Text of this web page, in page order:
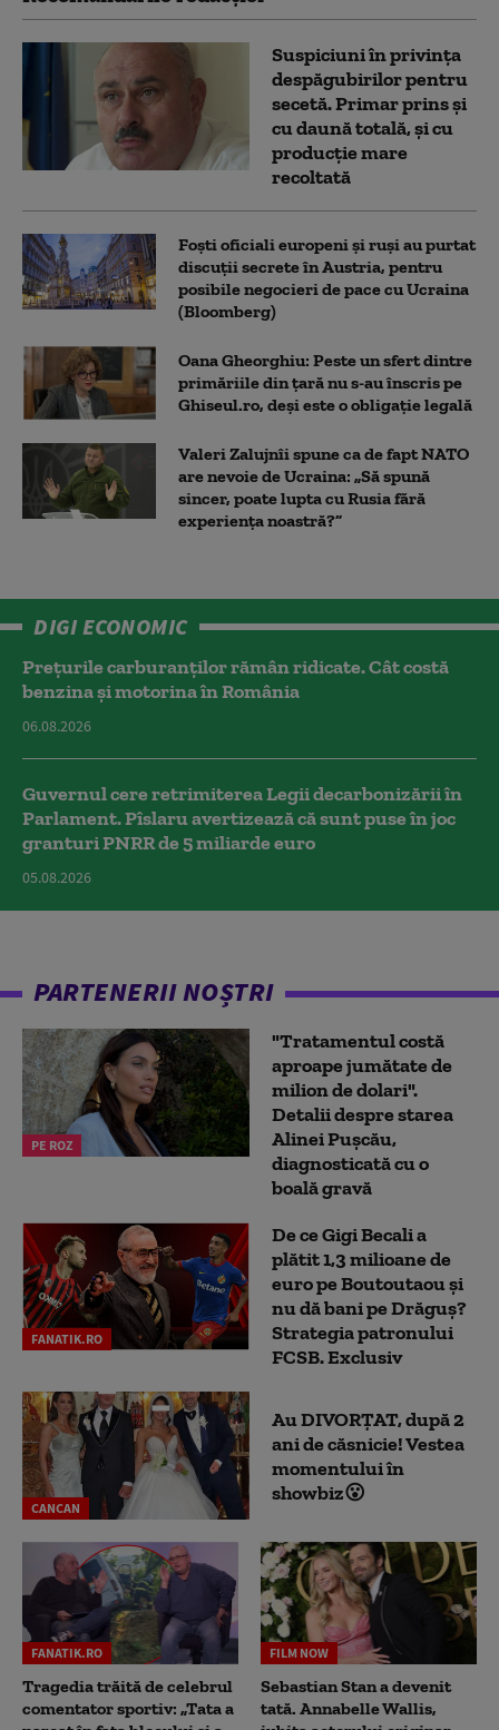
Suspiciuni în privința
despăgubirilor pentru
secetă. Primar prins și
cu daună totală, și cu
producție mare
recoltată
Foști oficiali europeni și ruși au purtat
discuții secrete în Austria, pentru
posibile negocieri de pace cu Ucraina
(Bloomberg)
Oana Gheorghiu: Peste un sfert dintre
primăriile din țară nu s-au înscris pe
Ghiseul.ro, deși este o obligație legală
Valeri Zalujnîi spune ca de fapt NATO
are nevoie de Ucraina: „Să spună
sincer, poate lupta cu Rusia fără
experiența noastră?”
DIGI ECONOMIC
Prețurile carburanților rămân ridicate. Cât costă
benzina și motorina în România
06.08.2026
Guvernul cere retrimiterea Legii decarbonizării în
Parlament. Pîslaru avertizează că sunt puse în joc
granturi PNRR de 5 miliarde euro
05.08.2026
PARTENERII NOȘTRI
PE ROZ
"Tratamentul costă
aproape jumătate de
milion de dolari".
Detalii despre starea
Alinei Pușcău,
diagnosticată cu o
boală gravă
FANATIK.RO
De ce Gigi Becali a
plătit 1,3 milioane de
euro pe Boutoutaou și
nu dă bani pe Drăguș?
Strategia patronului
FCSB. Exclusiv
CANCAN
Au DIVORȚAT, după 2
ani de căsnicie! Vestea
momentului în
showbiz😮
FANATIK.RO
Tragedia trăită de celebrul
comentator sportiv: „Tata a
FILM NOW
Sebastian Stan a devenit
tată. Annabelle Wallis,